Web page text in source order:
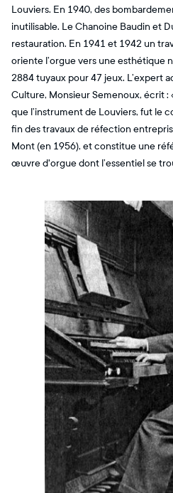
Louviers. En 1940, des
inutilisable. Le Chanoine Baudin et
restauration. En 1941 et 1942 un
oriente l’orgue vers une esthétique
2884 tuyaux pour 47 jeux. L’expert
Culture, Monsieur Semenoux, écrit :
que l’instrument de Louviers, fut le
fin des travaux de réfection
Mont (en 1956), et constitue une
œuvre d'orgue dont l’essentiel se